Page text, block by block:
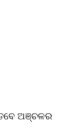
ଅଞ୍ଚଳର